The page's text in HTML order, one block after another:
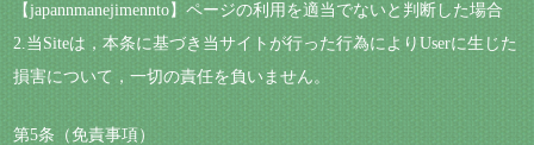
【japannmanejimennto】ページの利用を適当でないと判断した場合
2.当Siteは，本条に基づき当サイトが行った行為によりUserに生じた
損害について，一切の責任を負いません。
第5条（免責事項）